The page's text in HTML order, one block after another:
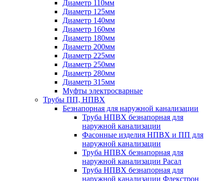
Диаметр 110мм
Диаметр 125мм
Диаметр 140мм
Диаметр 160мм
Диаметр 180мм
Диаметр 200мм
Диаметр 225мм
Диаметр 250мм
Диаметр 280мм
Диаметр 315мм
Муфты электросварные
Трубы ПП, НПВХ
Безнапорная для наружной канализации
Труба НПВХ безнапорная для
наружной канализации
Фасонные изделия НПВХ и ПП для
наружной канализации
Труба НПВХ безнапорная для
наружной канализации Расал
Труба НПВХ безнапорная для
наружной канализации Флекстрон